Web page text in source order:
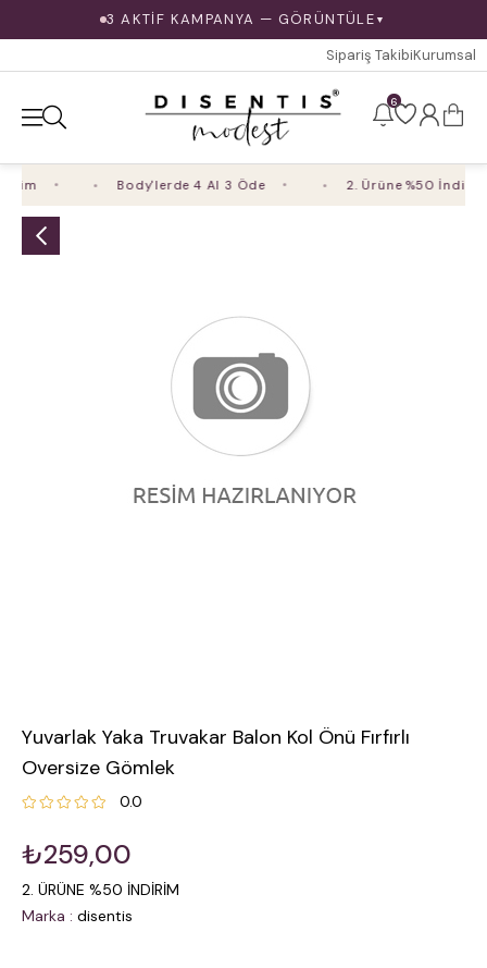
3 AKTİF KAMPANYA — GÖRÜNTÜLE ▼
Sipariş TakibiKurumsal
6
Body'lerde 4 Al 3 Öde 2. Ürüne %50 İndirim
Yuvarlak Yaka Truvakar Balon Kol Önü Fırfırlı
Oversize Gömlek
0.0
₺259,00
2. ÜRÜNE %50 İNDİRİM
Marka : disentis